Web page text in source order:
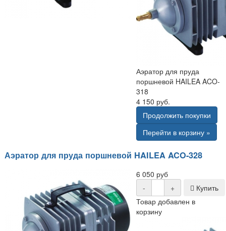
Аэратор для пруда
поршневой HAILEA ACO-
318
4 150 руб.
Продолжить покупки
Перейти в корзину »
Аэратор для пруда поршневой HAILEA ACO-328
6 050 руб
-
+
Купить
Товар добавлен в
корзину